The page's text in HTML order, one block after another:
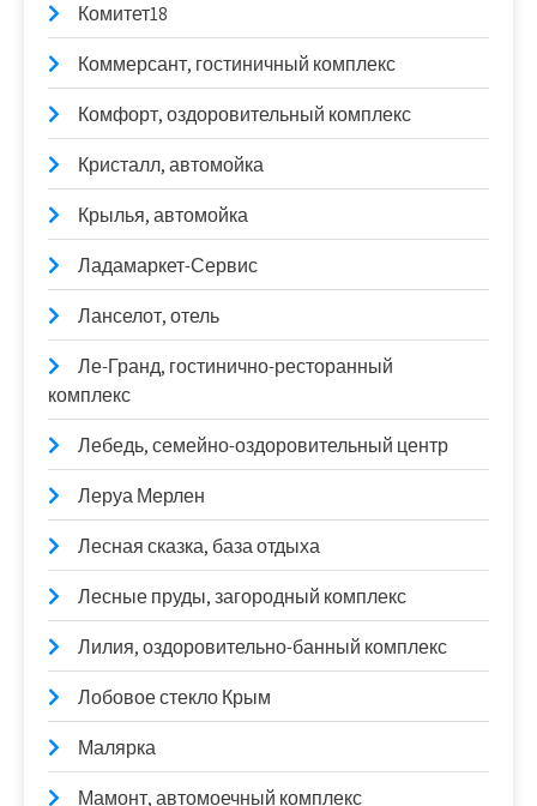
Комитет18
Коммерсант, гостиничный комплекс
Комфорт, оздоровительный комплекс
Кристалл, автомойка
Крылья, автомойка
Ладамаркет-Сервис
Ланселот, отель
Ле-Гранд, гостинично-ресторанный
комплекс
Лебедь, семейно-оздоровительный центр
Леруа Мерлен
Лесная сказка, база отдыха
Лесные пруды, загородный комплекс
Лилия, оздоровительно-банный комплекс
Лобовое стекло Крым
Малярка
Мамонт, автомоечный комплекс